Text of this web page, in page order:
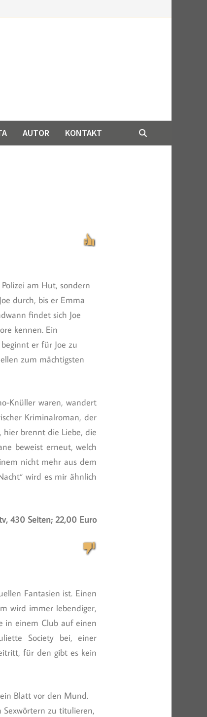
AUTOR KONTAKT
am Hut, sondern
durch, bis er Emma
findet sich Joe
kennen. Ein
er für Joe zu
zum mächtigsten
Knüller waren, wandert
Kriminalroman, der
brennt die Liebe, die
beweist erneut, welch
nicht mehr aus dem
wird es mir ähnlich
430 Seiten; 22,00 Euro
Fantasien ist. Einen
wird immer lebendiger,
in einem Club auf einen
Society bei, einer
für den gibt es kein
Blatt vor den Mund.
Sexwörtern zu titulieren,